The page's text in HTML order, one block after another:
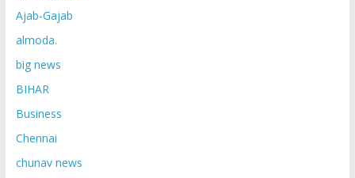
Ajab-Gajab
almoda.
big news
BIHAR
Business
Chennai
chunav news